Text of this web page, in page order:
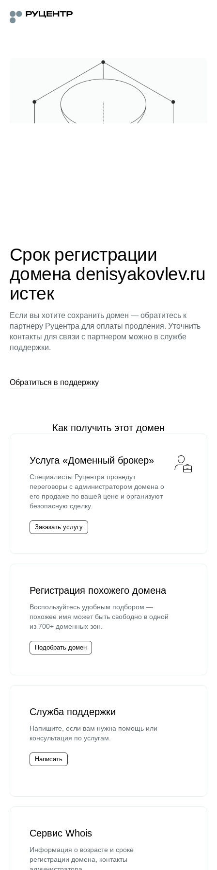
Срок регистрации
домена denisyakovlev.ru
истек
Если вы хотите сохранить домен — обратитесь к
партнеру Руцентра для оплаты продления. Уточнить
контакты для связи с партнером можно в службе
поддержки.
Обратиться в поддержку
Как получить этот домен
Услуга «Доменный брокер»
Специалисты Руцентра проведут
переговоры с администратором домена о
его продаже по вашей цене и организуют
безопасную сделку.
Заказать услугу
Регистрация похожего домена
Воспользуйтесь удобным подбором —
похожее имя может быть свободно в одной
из 700+ доменных зон.
Подобрать домен
Служба поддержки
Напишите, если вам нужна помощь или
консультация по услугам.
Написать
Сервис Whois
Информация о возрасте и сроке
регистрации домена, контакты